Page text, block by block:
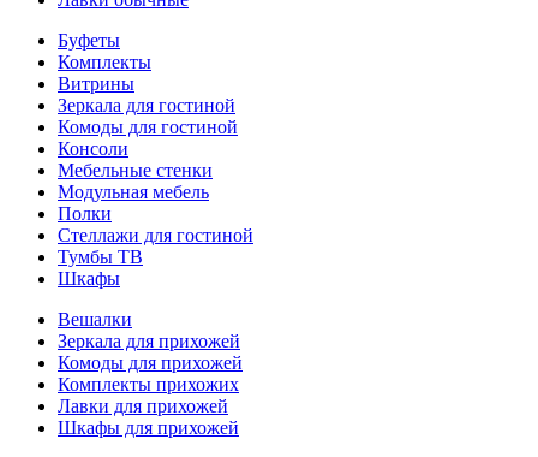
Буфеты
Комплекты
Витрины
Зеркала для гостиной
Комоды для гостиной
Консоли
Мебельные стенки
Модульная мебель
Полки
Стеллажи для гостиной
Тумбы ТВ
Шкафы
Вешалки
Зеркала для прихожей
Комоды для прихожей
Комплекты прихожих
Лавки для прихожей
Шкафы для прихожей